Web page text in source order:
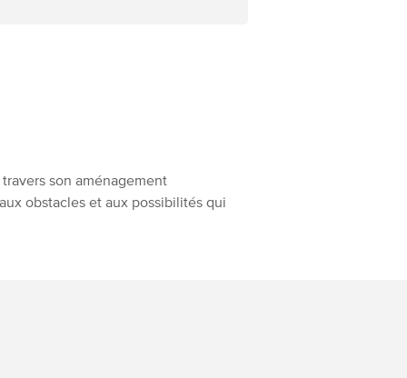
son aménagement
obstacles et aux possibilités qui